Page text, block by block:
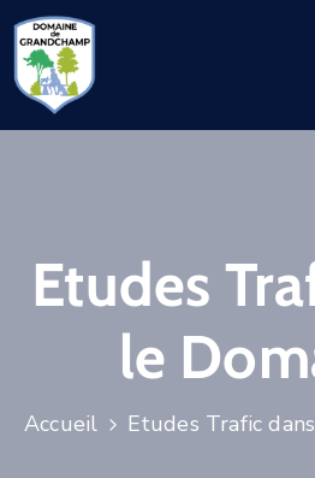
ACCUEIL
DEMANDES
Etudes
le
Accueil Etudes Trafic